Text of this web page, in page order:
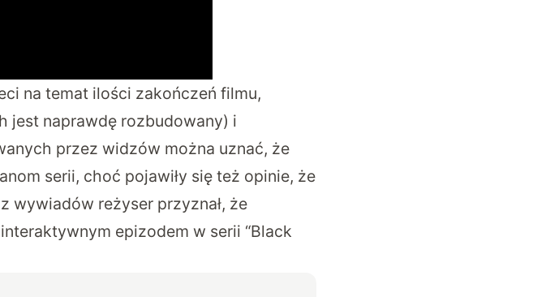
na temat ilości zakończeń filmu,
jest naprawdę rozbudowany) i
przez widzów można uznać, że
serii, choć pojawiły się też opinie, że
wywiadów reżyser przyznał, że
epizodem w serii “Black